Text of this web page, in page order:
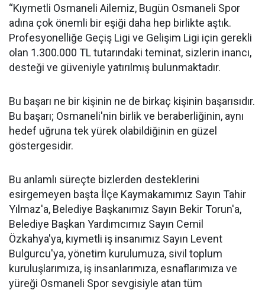
“Kıymetli Osmaneli Ailemiz, Bugün Osmaneli Spor
adına çok önemli bir eşiği daha hep birlikte aştık.
Profesyonelliğe Geçiş Ligi ve Gelişim Ligi için gerekli
olan 1.300.000 TL tutarındaki teminat, sizlerin inancı,
desteği ve güveniyle yatırılmış bulunmaktadır.
Bu başarı ne bir kişinin ne de birkaç kişinin başarısıdır.
Bu başarı; Osmaneli'nin birlik ve beraberliğinin, aynı
hedef uğruna tek yürek olabildiğinin en güzel
göstergesidir.
Bu anlamlı süreçte bizlerden desteklerini
esirgemeyen başta İlçe Kaymakamımız Sayın Tahir
Yılmaz'a, Belediye Başkanımız Sayın Bekir Torun'a,
Belediye Başkan Yardımcımız Sayın Cemil
Özkahya'ya, kıymetli iş insanımız Sayın Levent
Bulgurcu'ya, yönetim kurulumuza, sivil toplum
kuruluşlarımıza, iş insanlarımıza, esnaflarımıza ve
yüreği Osmaneli Spor sevgisiyle atan tüm